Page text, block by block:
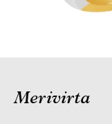
Merivirta